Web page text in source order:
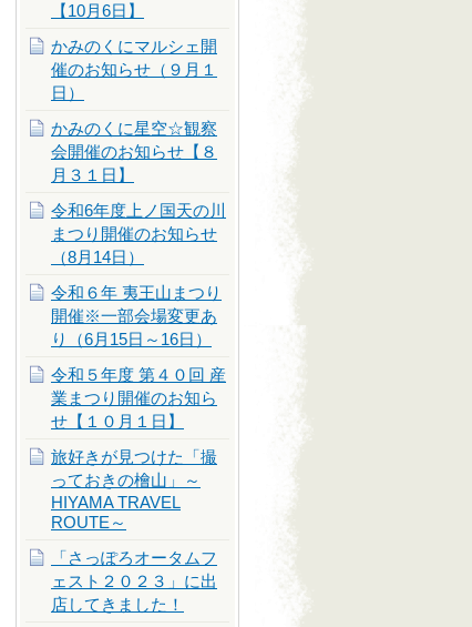
【10月6日】
かみのくにマルシェ開
催のお知らせ（９月１
日）
かみのくに星空☆観察
会開催のお知らせ【８
月３１日】
令和6年度上ノ国天の川
まつり開催のお知らせ
（8月14日）
令和６年 夷王山まつり
開催※一部会場変更あ
り（6月15日～16日）
令和５年度 第４０回 産
業まつり開催のお知ら
せ【１０月１日】
旅好きが見つけた「撮
っておきの檜山」～
HIYAMA TRAVEL
ROUTE～
「さっぽろオータムフ
ェスト２０２３」に出
店してきました！